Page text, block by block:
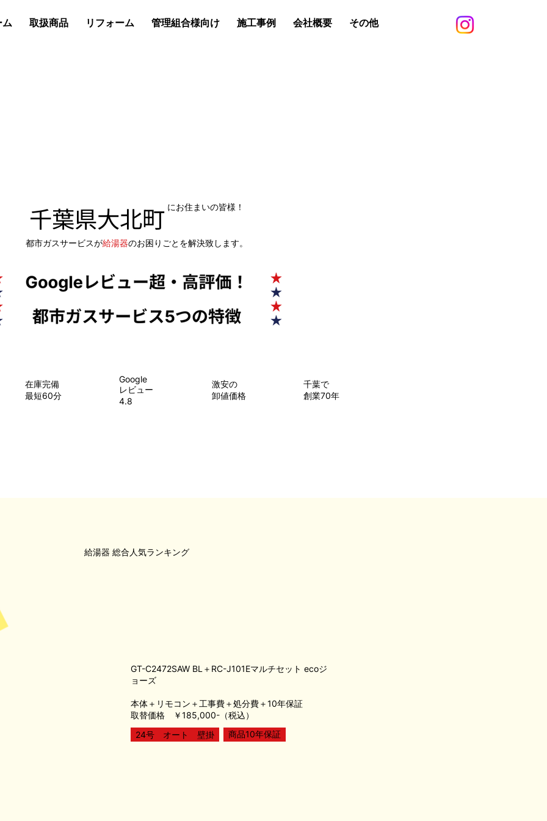
ム 取扱商品 リフォーム 管理組合様向け 施工事例 会社概要 その他
にお住まいの皆様！
千葉県大北町
都市ガスサービスが給湯器のお困りごとを解決致します。
在庫完備
最短60分
Google
レビュー
4.8
​激安の
卸値価格
千葉で
創業70年
総合人気ランキング
給湯器
GT-C2472SAW BL＋RC-J101Eマルチセット ecoジ
ョーズ
本体＋リモコン＋工事費＋処分費＋10年保証
取替価格 ￥185,000-（税込）
24号 オート 壁掛
商品10年保証